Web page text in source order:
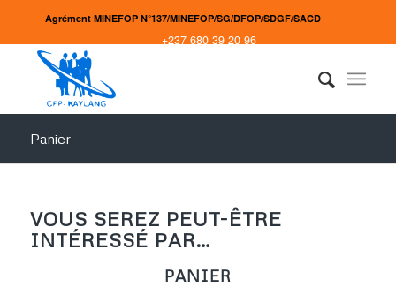
Agrément MINEFOP N°137/MINEFOP/SG/DFOP/SDGF/SACD
+237 680 39 20 96
Panier
VOUS SEREZ PEUT-ÊTRE
INTÉRESSÉ PAR…
PANIER